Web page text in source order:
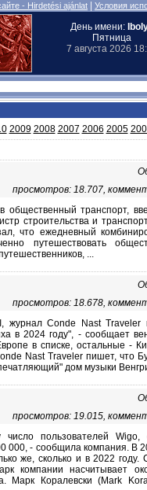
- Hirdetési ajánlat Условия
День имени:
Пятница
7 августа 2026
2009 2008 2007 2006 2005
просмотров: 18.707,
транспорт,
строительства и
что ежедневный
путешествовать
...
просмотров: 18.678,
журнал Conde Nast Traveler
в 2024 году", - сообщает
в списке, остальные -
Nast Traveler пишет, что
дом музыки
просмотров: 19.015,
пользователей Wigo,
000, - сообщила компания. В
же, сколько и в 2022 году.
компании насчитывает
Марк Коралевски (Mark